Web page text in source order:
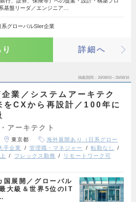
基盤リーダ／エンジニア…
グローバルSIer企業
詳細へ
掲載期間 26/08/03～26/08/16
企業／システムアーキテク
をCXから再設計／100年に
アーキテクト
東京都
海外展開あり（日系グロー
手企業 管理職・マネジャー
転勤なし
フレックス勤務
リモートワーク可
展開／グローバル
大級＆世界5位のIT